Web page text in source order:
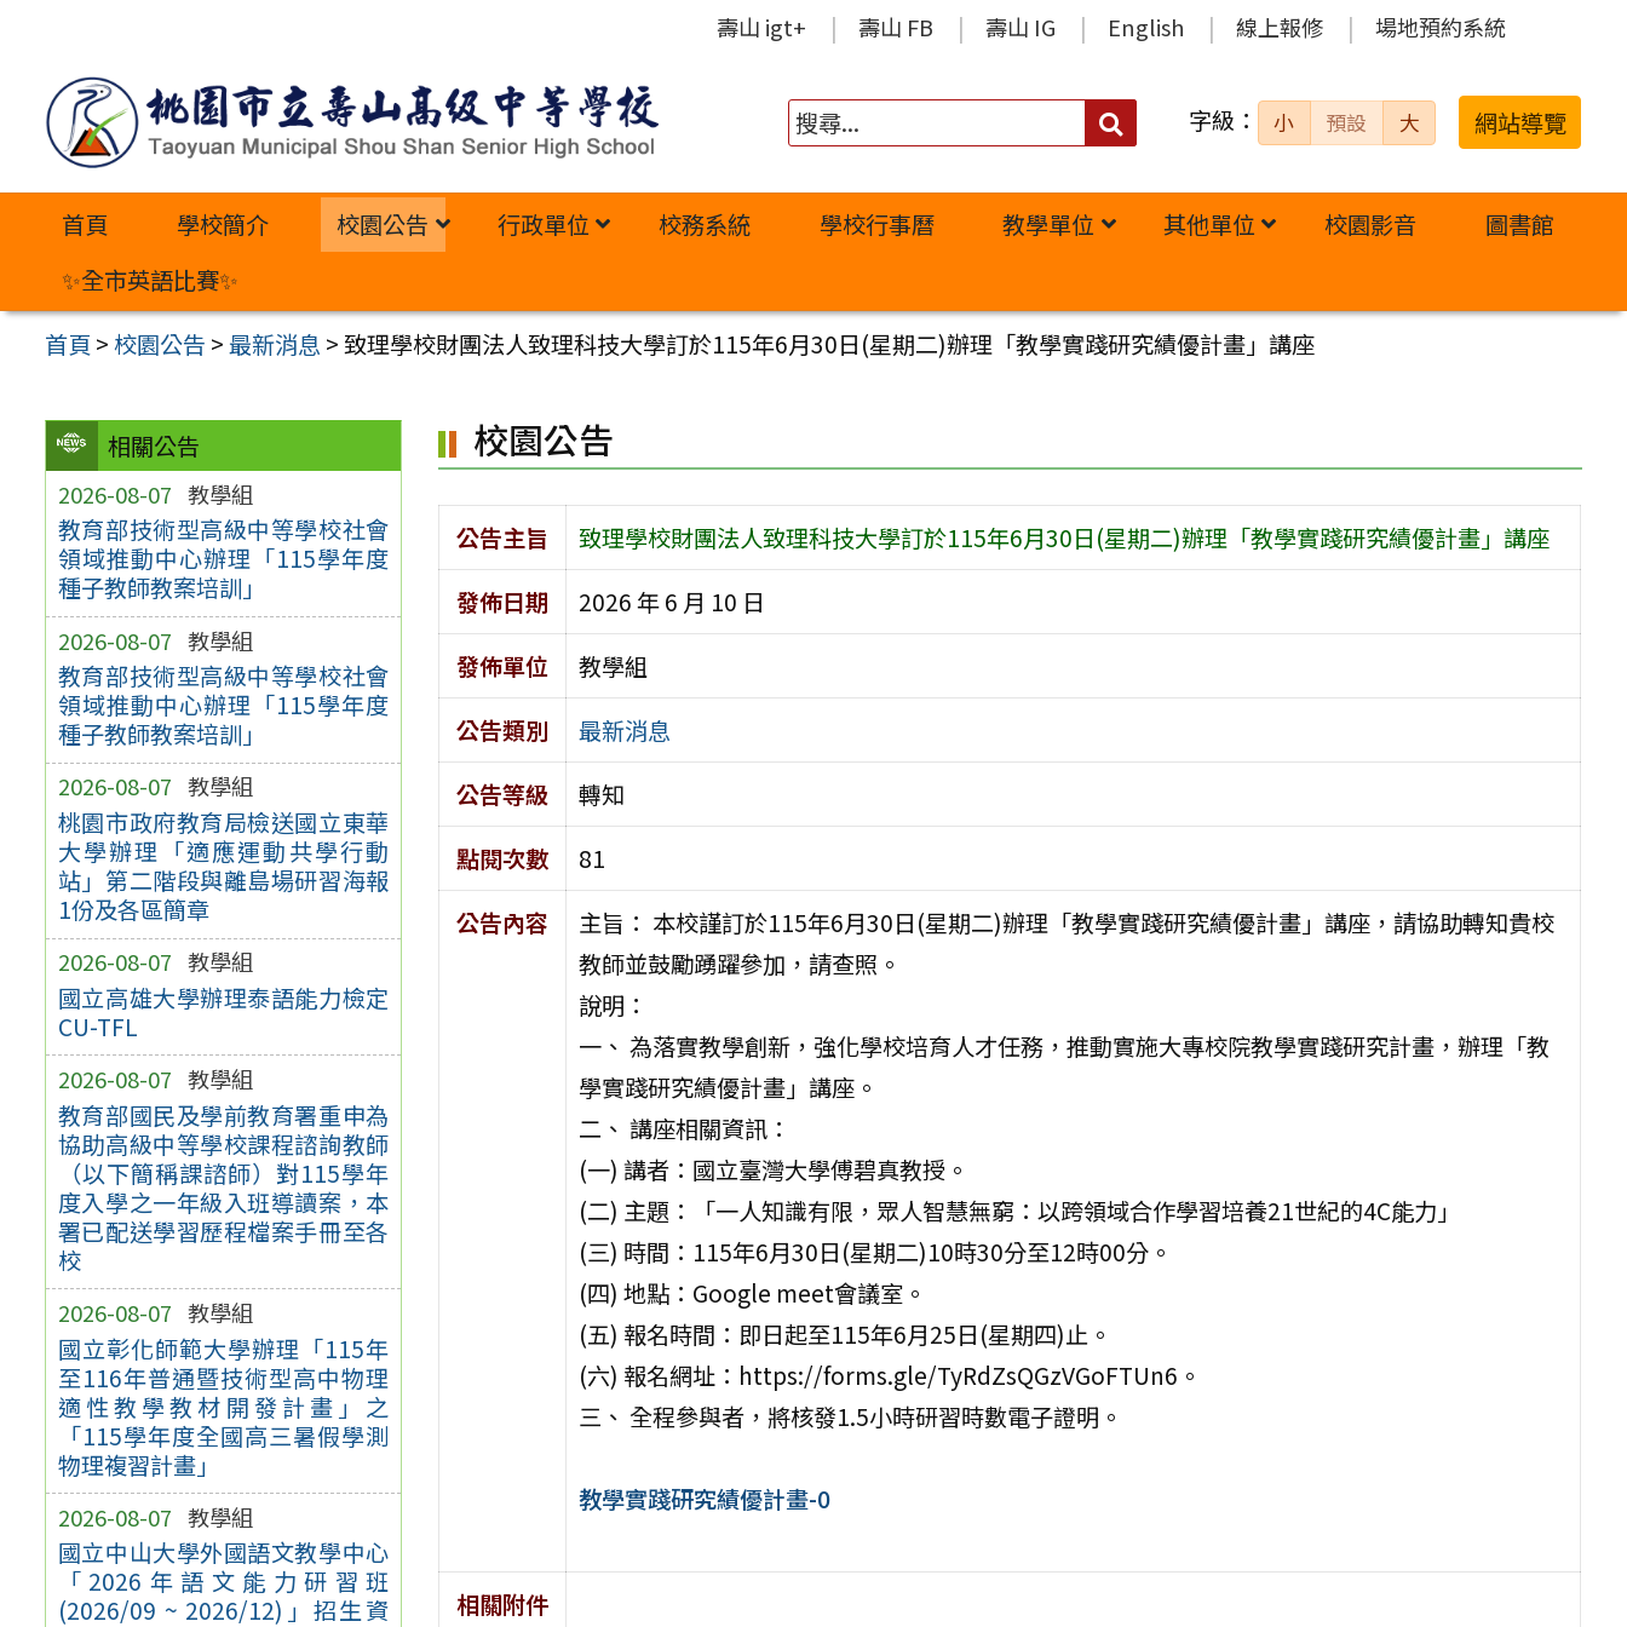
內
壽山 igt+ 壽山 FB 壽山 IG English 線上報修 場地預約系統
搜
字級： 小 預設 大 網站導覽
首頁 學校簡介 校園公告 行政單位 校務系統 學校行事曆 教學單位 其他單位 校園影音
圖書館
✨全市英語比賽✨
首頁 >校園公告 >最新消息 >致理學校財團法人致理科技大學訂於115年6月30日(星期二)辦理「教學實踐研究績優計畫」講座
相關公告
2026-08-07 教學組
教育部技術型高級中等學校社會
領域推動中心辦理「115學年度
種子教師教案培訓」
2026-08-07 教學組
教育部技術型高級中等學校社會
領域推動中心辦理「115學年度
種子教師教案培訓」
2026-08-07 教學組
桃園市政府教育局檢送國立東華
大學辦理「適應運動共學行動
站」第二階段與離島場研習海報
1份及各區簡章
2026-08-07 教學組
國立高雄大學辦理泰語能力檢定
CU-TFL
2026-08-07 教學組
教育部國民及學前教育署重申為
協助高級中等學校課程諮詢教師
（以下簡稱課諮師）對115學年
度入學之一年級入班導讀案，本
署已配送學習歷程檔案手冊至各
校
2026-08-07 教學組
國立彰化師範大學辦理「115年
至116年普通暨技術型高中物理
適性教學教材開發計畫」之
「115學年度全國高三暑假學測
物理複習計畫」
2026-08-07 教學組
國立中山大學外國語文教學中心
「2026年語文能力研習班
(2026/09 ~ 2026/12)」招生資
校園公告
公告主旨
致理學校財團法人致理科技大學訂於115年6月30日(星期二)辦理「教學實踐研究績優計畫」講座
發佈日期
2026 年 6 月 10 日
發佈單位
教學組
公告類別
最新消息
公告等級
轉知
點閱次數
81
公告內容
主旨： 本校謹訂於115年6月30日(星期二)辦理「教學實踐研究績優計畫」講座，請協助轉知貴校
教師並鼓勵踴躍參加，請查照。
說明：
一、 為落實教學創新，強化學校培育人才任務，推動實施大專校院教學實踐研究計畫，辦理「教
學實踐研究績優計畫」講座。
二、 講座相關資訊：
(一) 講者：國立臺灣大學傅碧真教授。
(二) 主題：「一人知識有限，眾人智慧無窮：以跨領域合作學習培養21世紀的4C能力」
(三) 時間：115年6月30日(星期二)10時30分至12時00分。
(四) 地點：Google meet會議室。
(五) 報名時間：即日起至115年6月25日(星期四)止。
(六) 報名網址：https://forms.gle/TyRdZsQGzVGoFTUn6。
三、 全程參與者，將核發1.5小時研習時數電子證明。
教學實踐研究績優計畫-0
相關附件